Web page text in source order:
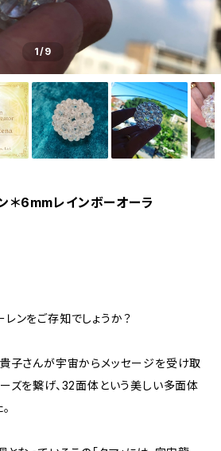
1/9
＊6mmレインボーオーラ
ンをご存知でしょうか？
子さんが宇宙からメッセージを受け取
ズを繋げ、32面体という美しい多面体